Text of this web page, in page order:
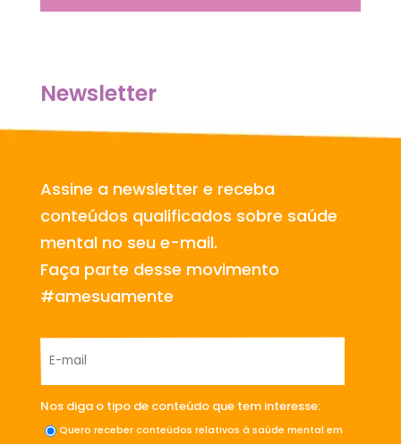
Newsletter
Assine a newsletter e receba
conteúdos qualificados sobre saúde
mental no seu e-mail.
Faça parte desse movimento
#amesuamente
Nos diga o tipo de conteúdo que tem interesse:
Quero receber conteúdos relativos à saúde mental em